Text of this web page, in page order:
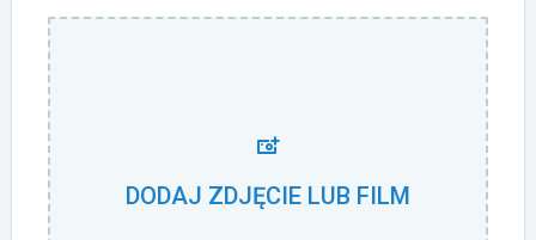
DODAJ ZDJĘCIE LUB FILM